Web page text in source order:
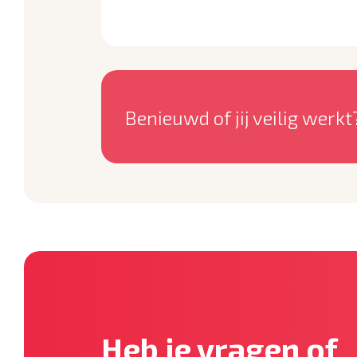
Benieuwd of jij veilig
Heb je vragen of